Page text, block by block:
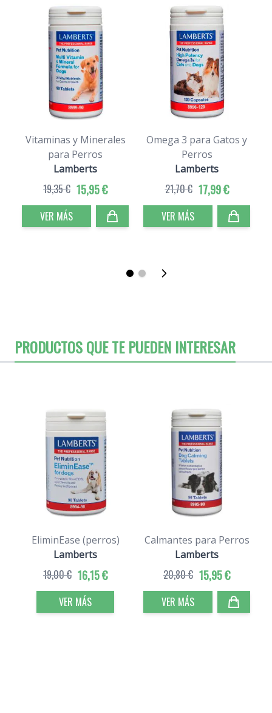
Vitaminas y Minerales
para Perros
Lamberts
15,95 €
19,35 €
VER MÁS
Omega 3 para Gatos y
Perros
Lamberts
17,99 €
21,70 €
VER MÁS
PRODUCTOS QUE TE PUEDEN INTERESAR
EliminEase (perros)
Lamberts
16,15 €
19,00 €
VER MÁS
Calmantes para Perros
Lamberts
15,95 €
20,80 €
VER MÁS